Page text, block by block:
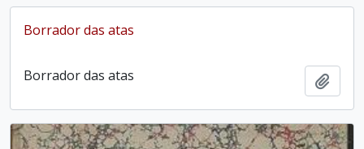
Borrador das atas
Borrador das atas